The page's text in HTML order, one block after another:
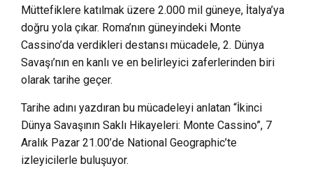
Müttefiklere katılmak üzere 2.000 mil güneye, İtalya’ya
doğru yola çıkar. Roma’nın güneyindeki Monte
Cassino’da verdikleri destansı mücadele, 2. Dünya
Savaşı’nın en kanlı ve en belirleyici zaferlerinden biri
olarak tarihe geçer.
Tarihe adını yazdıran bu mücadeleyi anlatan “İkinci
Dünya Savaşının Saklı Hikayeleri: Monte Cassino”, 7
Aralık Pazar 21.00’de National Geographic’te
izleyicilerle buluşuyor.